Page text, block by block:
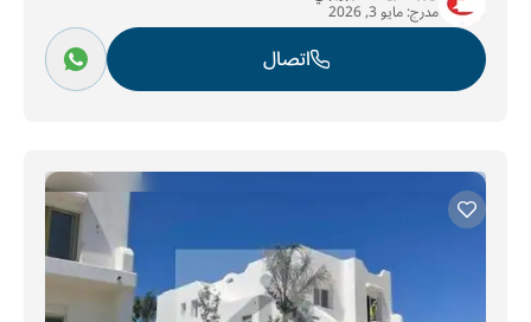
مدرج:مايو 3, 2026
اتصال